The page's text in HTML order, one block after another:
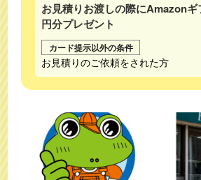
お見積りお渡しの際にAmazonギ
円分プレゼント
カード提示以外の条件
お見積りのご依頼をされた方